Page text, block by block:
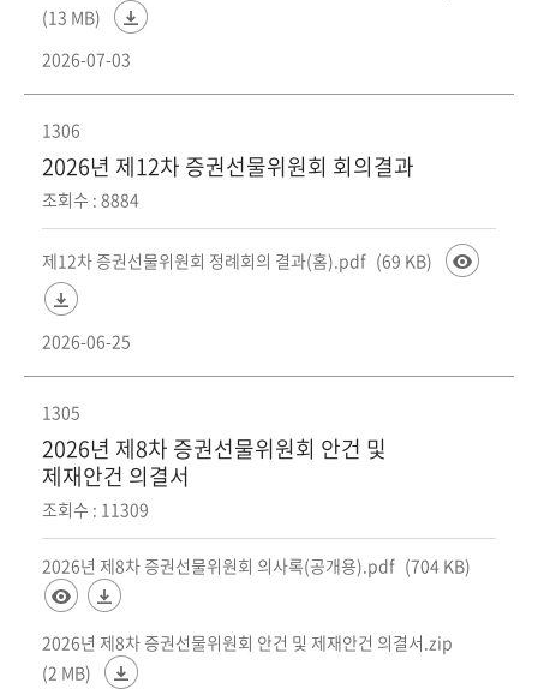
(13 MB)
2026-07-03
1306
2026년 제12차 증권선물위원회 회의결과
조회수 : 8884
제12차 증권선물위원회 정례회의 결과(홈).pdf (69 KB)
2026-06-25
1305
2026년 제8차 증권선물위원회 안건 및
제재안건 의결서
조회수 : 11309
2026년 제8차 증권선물위원회 의사록(공개용).pdf (704 KB)
2026년 제8차 증권선물위원회 안건 및 제재안건 의결서.zip
(2 MB)